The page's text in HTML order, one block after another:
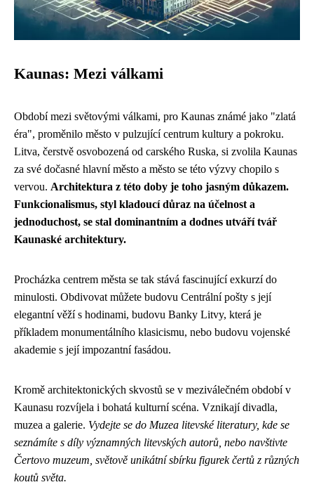
Kaunas: Mezi válkami
Období mezi světovými válkami, pro Kaunas známé jako "zlatá
éra", proměnilo město v pulzující centrum kultury a pokroku.
Litva, čerstvě osvobozená od carského Ruska, si zvolila Kaunas
za své dočasné hlavní město a město se této výzvy chopilo s
vervou. Architektura z této doby je toho jasným důkazem.
Funkcionalismus, styl kladoucí důraz na účelnost a
jednoduchost, se stal dominantním a dodnes utváří tvář
Kaunaské architektury.
Procházka centrem města se tak stává fascinující exkurzí do
minulosti. Obdivovat můžete budovu Centrální pošty s její
elegantní věží s hodinami, budovu Banky Litvy, která je
příkladem monumentálního klasicismu, nebo budovu vojenské
akademie s její impozantní fasádou.
Kromě architektonických skvostů se v meziválečném období v
Kaunasu rozvíjela i bohatá kulturní scéna. Vznikají divadla,
muzea a galerie. Vydejte se do Muzea litevské literatury, kde se
seznámíte s díly významných litevských autorů, nebo navštivte
Čertovo muzeum, světově unikátní sbírku figurek čertů z různých
koutů světa.